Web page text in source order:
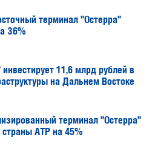
терминал "Остерра"
36%
11,6 млрд рублей в
на Дальнем Востоке
терминал "Остерра"
страны АТР на 45%